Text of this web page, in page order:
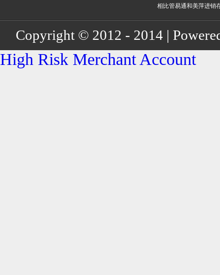
相比管易通和美萍进销
Copyright © 2012 - 2014 |
High Risk Merchant Account